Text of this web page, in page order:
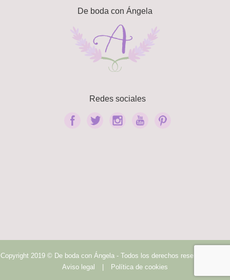
De boda con Ángela
Redes sociales
Copyright 2019 © De boda con Ángela - Todos los derechos reservados.
Aviso legal
Política de cookies